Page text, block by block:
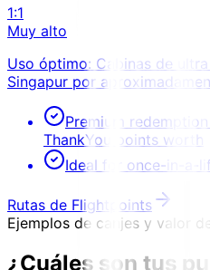
1:1
Muy alto
Uso óptimo: Cabinas de
Singapur por
Premium
ThankYou points worth
Ideal for once-in-a-
Rutas de Flightpoints
Ejemplos de canjes y valor
¿Cuáles son tus